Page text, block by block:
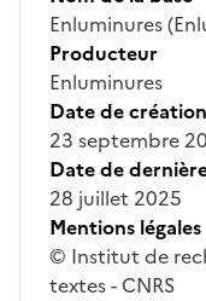
Enluminures
Producteur
Enluminures
Date de
23 septembre
Date de
28 juillet 2025
Mentions légales
© Institut de
textes - CNRS